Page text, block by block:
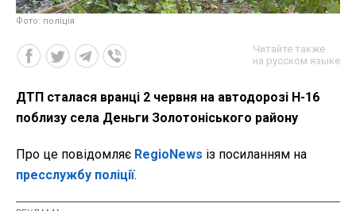
Фото: поліція
Читайте также
на русском языке
ДТП сталася вранці 2 червня на автодорозі Н-16
поблизу села Деньги Золотоніського району
Про це повідомляє RegioNews із посиланням на
пресслужбу поліції.